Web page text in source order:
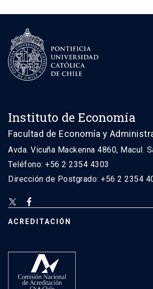
Instituto de Economía
Facultad de Economía y
Avda. Vicuña Mackenna 4860, Macul.
Teléfono: +56 2 2354 4303
Dirección de Postgrado: +56 2 2354
ACREDITACIÓN